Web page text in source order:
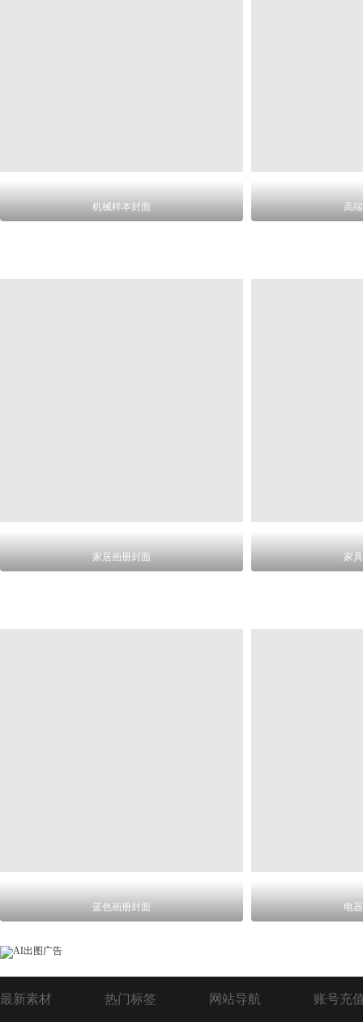
机械样本封面 高
家居画册封面 家
蓝色画册封面 电
最新素材 热门标签 网站导航 账号充